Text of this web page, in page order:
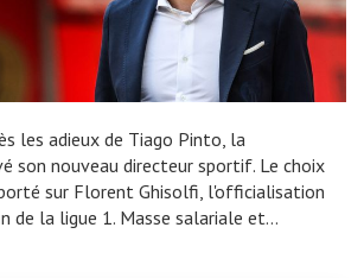
les adieux de Tiago Pinto, la
son nouveau directeur sportif. Le choix
sur Florent Ghisolfi, l'officialisation
de la ligue 1. Masse salariale et…